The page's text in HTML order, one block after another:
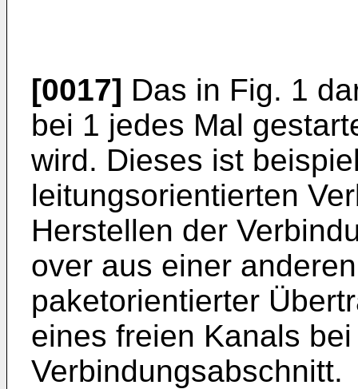
[0017] Das in Fig. 1
bei 1 jedes Mal
wird. Dieses ist
leitungsorientierten
Herstellen der
over aus einer
paketorientierter
eines freien Kanals
Verbindungsabschnitt.